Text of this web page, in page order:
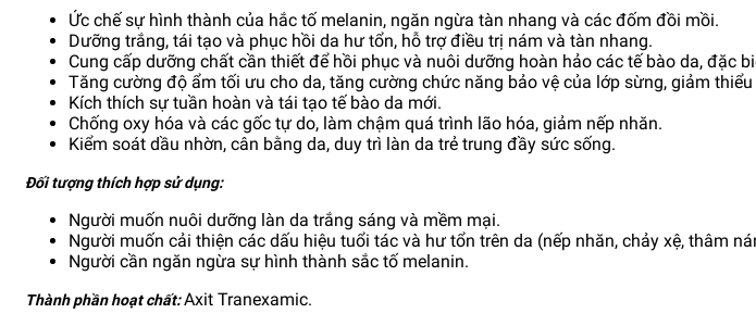
Ức chế sự hình thành của hắc tố melanin, ngăn ngừa tàn nhang và các đốm đồi mồi.
Dưỡng trắng, tái tạo và phục hồi da hư tổn, hỗ trợ điều trị nám và tàn nhang.
Cung cấp dưỡng chất cần thiết để hồi phục và nuôi dưỡng hoàn hảo các tế bào da, đặc
Tăng cường độ ẩm tối ưu cho da, tăng cường chức năng bảo vệ của lớp sừng, giảm
Kích thích sự tuần hoàn và tái tạo tế bào da mới.
Chống oxy hóa và các gốc tự do, làm chậm quá trình lão hóa, giảm nếp nhăn.
Kiểm soát dầu nhờn, cân bằng da, duy trì làn da trẻ trung đầy sức sống.
Đối tượng thích hợp sử dụng:
Người muốn nuôi dưỡng làn da trắng sáng và mềm mại.
Người muốn cải thiện các dấu hiệu tuổi tác và hư tổn trên da (nếp nhăn, chảy xệ, thâm
Người cần ngăn ngừa sự hình thành sắc tố melanin.
Thành phần hoạt chất:Axit Tranexamic.